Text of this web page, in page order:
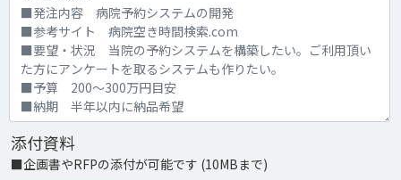
添付資料
■企画書やRFPの添付が可能です (10MBまで)